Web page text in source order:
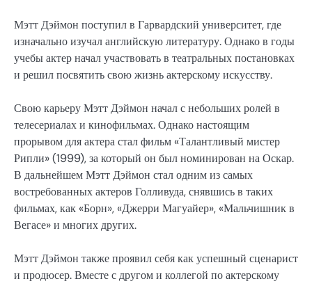
Мэтт Дэймон поступил в Гарвардский университет, где
изначально изучал английскую литературу. Однако в годы
учебы актер начал участвовать в театральных постановках
и решил посвятить свою жизнь актерскому искусству.
Свою карьеру Мэтт Дэймон начал с небольших ролей в
телесериалах и кинофильмах. Однако настоящим
прорывом для актера стал фильм «Талантливый мистер
Рипли» (1999), за который он был номинирован на Оскар.
В дальнейшем Мэтт Дэймон стал одним из самых
востребованных актеров Голливуда, снявшись в таких
фильмах, как «Борн», «Джерри Магуайер», «Мальчишник в
Вегасе» и многих других.
Мэтт Дэймон также проявил себя как успешный сценарист
и продюсер. Вместе с другом и коллегой по актерскому